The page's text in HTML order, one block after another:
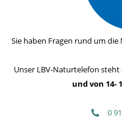
Sie haben Fragen rund um
Unser LBV-Naturtelefon
und von 14-
0